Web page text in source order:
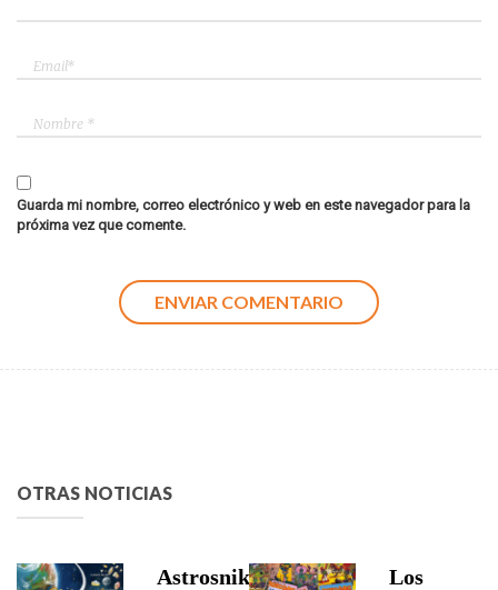
Guarda mi nombre, correo electrónico y web en este navegador para la
próxima vez que comente.
OTRAS NOTICIAS
Astrosniks,
Los